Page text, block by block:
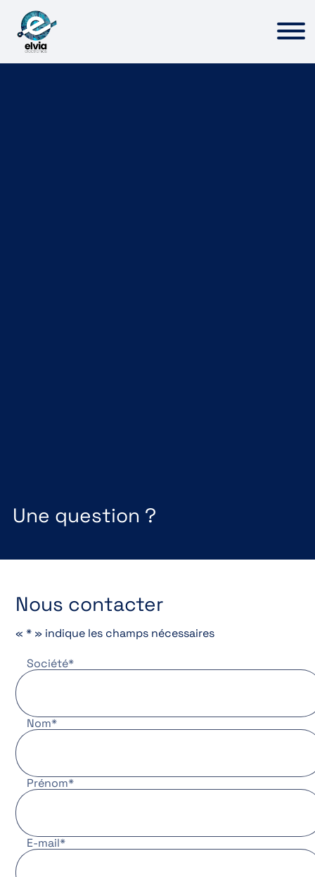
Une question ?
Nous contacter
«* » indique les champs nécessaires
Société*
Nom*
Prénom*
E-mail*